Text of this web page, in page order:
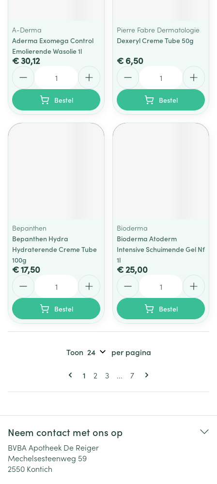
A-Derma
Aderma Exomega Control
Emolierende Wasolie 1l
€ 30,12
Bestel
Pierre Fabre Dermatologie
Dexeryl Creme Tube 50g
€ 6,50
Bestel
Bepanthen
Bepanthen Hydra
Hydraterende Creme Tube
100g
€ 17,50
Bestel
Bioderma
Bioderma Atoderm
Intensive Schuimende Gel Nf
1l
€ 25,00
Bestel
Pagina's
U lees momenteel pagina
1 Pagina
2 Pagina
3 ... Pagina
7
Toon per pagina
Neem contact met ons op
BVBA Apotheek De Reiger
Mechelsesteenweg 59
2550 Kontich